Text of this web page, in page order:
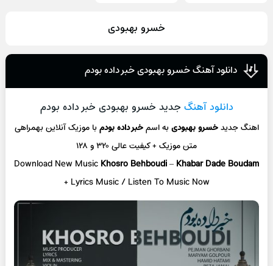
خسرو بهبودی
دانلود آهنگ خسرو بهبودی خبر داده بودم
دانلود آهنگ جدید خسرو بهبودی خبر داده بودم
اهنگ جدیدخسرو بهبودیبه اسمخبر داده بودمبا موزیک آنلاینبهمراهی
متن موزیک + کیفیت عالی ۳۲۰ و ۱۲۸
Download New Music Khosro Behboudi– Khabar Dade Boudam
+ Lyrics Music / Listen To Music Now